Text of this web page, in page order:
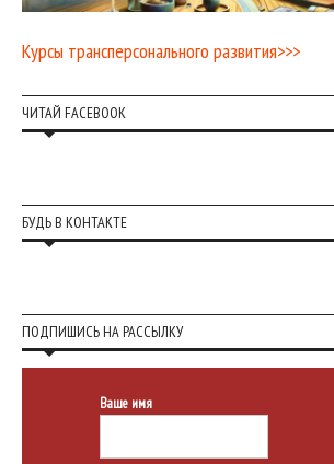
Курсы трансперсонального развития>>>
ЧИТАЙ FACEBOOK
БУДЬ В КОНТАКТЕ
ПОДПИШИСЬ НА РАССЫЛКУ
Ваше имя